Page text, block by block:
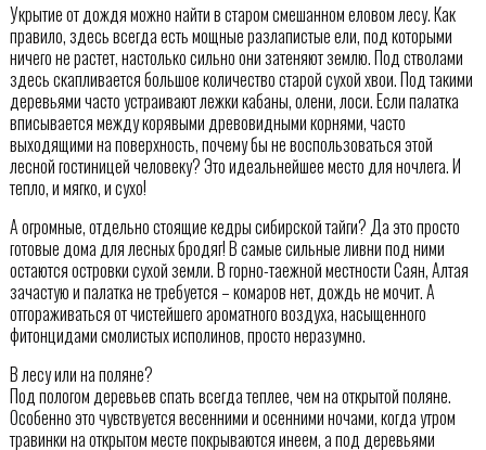
Укрытие от дождя можно найти в старом смешанном еловом лесу. Как
правило, здесь всегда есть мощные разлапистые ели, под которыми
ничего не растет, настолько сильно они затеняют землю. Под стволами
здесь скапливается большое количество старой сухой хвои. Под такими
деревьями часто устраивают лежки кабаны, олени, лоси. Если палатка
вписывается между корявыми древовидными корнями, часто
выходящими на поверхность, почему бы не воспользоваться этой
лесной гостиницей человеку? Это идеальнейшее место для ночлега. И
тепло, и мягко, и сухо!
А огромные, отдельно стоящие кедры сибирской тайги? Да это просто
готовые дома для лесных бродяг! В самые сильные ливни под ними
остаются островки сухой земли. В горно-таежной местности Саян, Алтая
зачастую и палатка не требуется – комаров нет, дождь не мочит. А
отгораживаться от чистейшего ароматного воздуха, насыщенного
фитонцидами смолистых исполинов, просто неразумно.
В лесу или на поляне?
Под пологом деревьев спать всегда теплее, чем на открытой поляне.
Особенно это чувствуется весенними и осенними ночами, когда утром
травинки на открытом месте покрываются инеем, а под деревьями